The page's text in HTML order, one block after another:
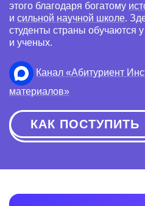
этого благодаря богатому
и сильной научной школе.
студенты страны обучаются
и ученых.
Канал «Абитуриент
материалов»
КАК ПОСТУПИТЬ